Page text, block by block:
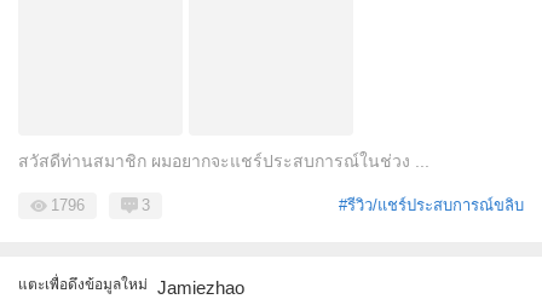
สวัสดีท่านสมาชิก ผมอยากจะแชร์ประสบการณ์ในช่วง ...
#รีวิว/แชร์ประสบการณ์ขลิบ
1796 3
แตะเพื่อดึงข้อมูลใหม่ Jamiezhao